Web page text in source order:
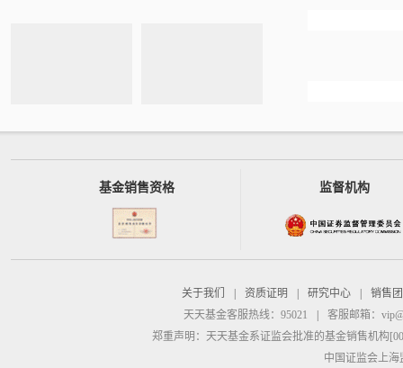
基金销售资格 监督机构
关于我们 资质证明 研究中心
销售
天天基金客服热线：95021
客服邮箱：
郑重声明： 天天基金系证监会批准的基金销售机构
中国证监会上